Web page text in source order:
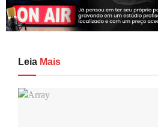
Leia Mais